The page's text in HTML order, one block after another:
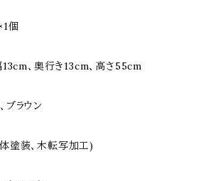
個
、奥行き13cm、高さ55cm
ブラウン
塗装、木転写加工)